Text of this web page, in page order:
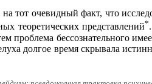
тот очевидный факт, что
теоретических представлений*
проблема бессознательного
долгое время скрывала